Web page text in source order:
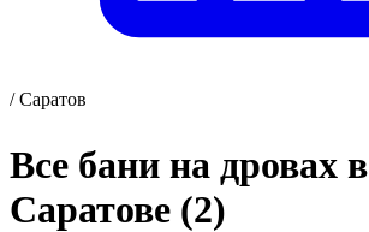
/ Саратов
Все бани на дровах в
Саратове (2)